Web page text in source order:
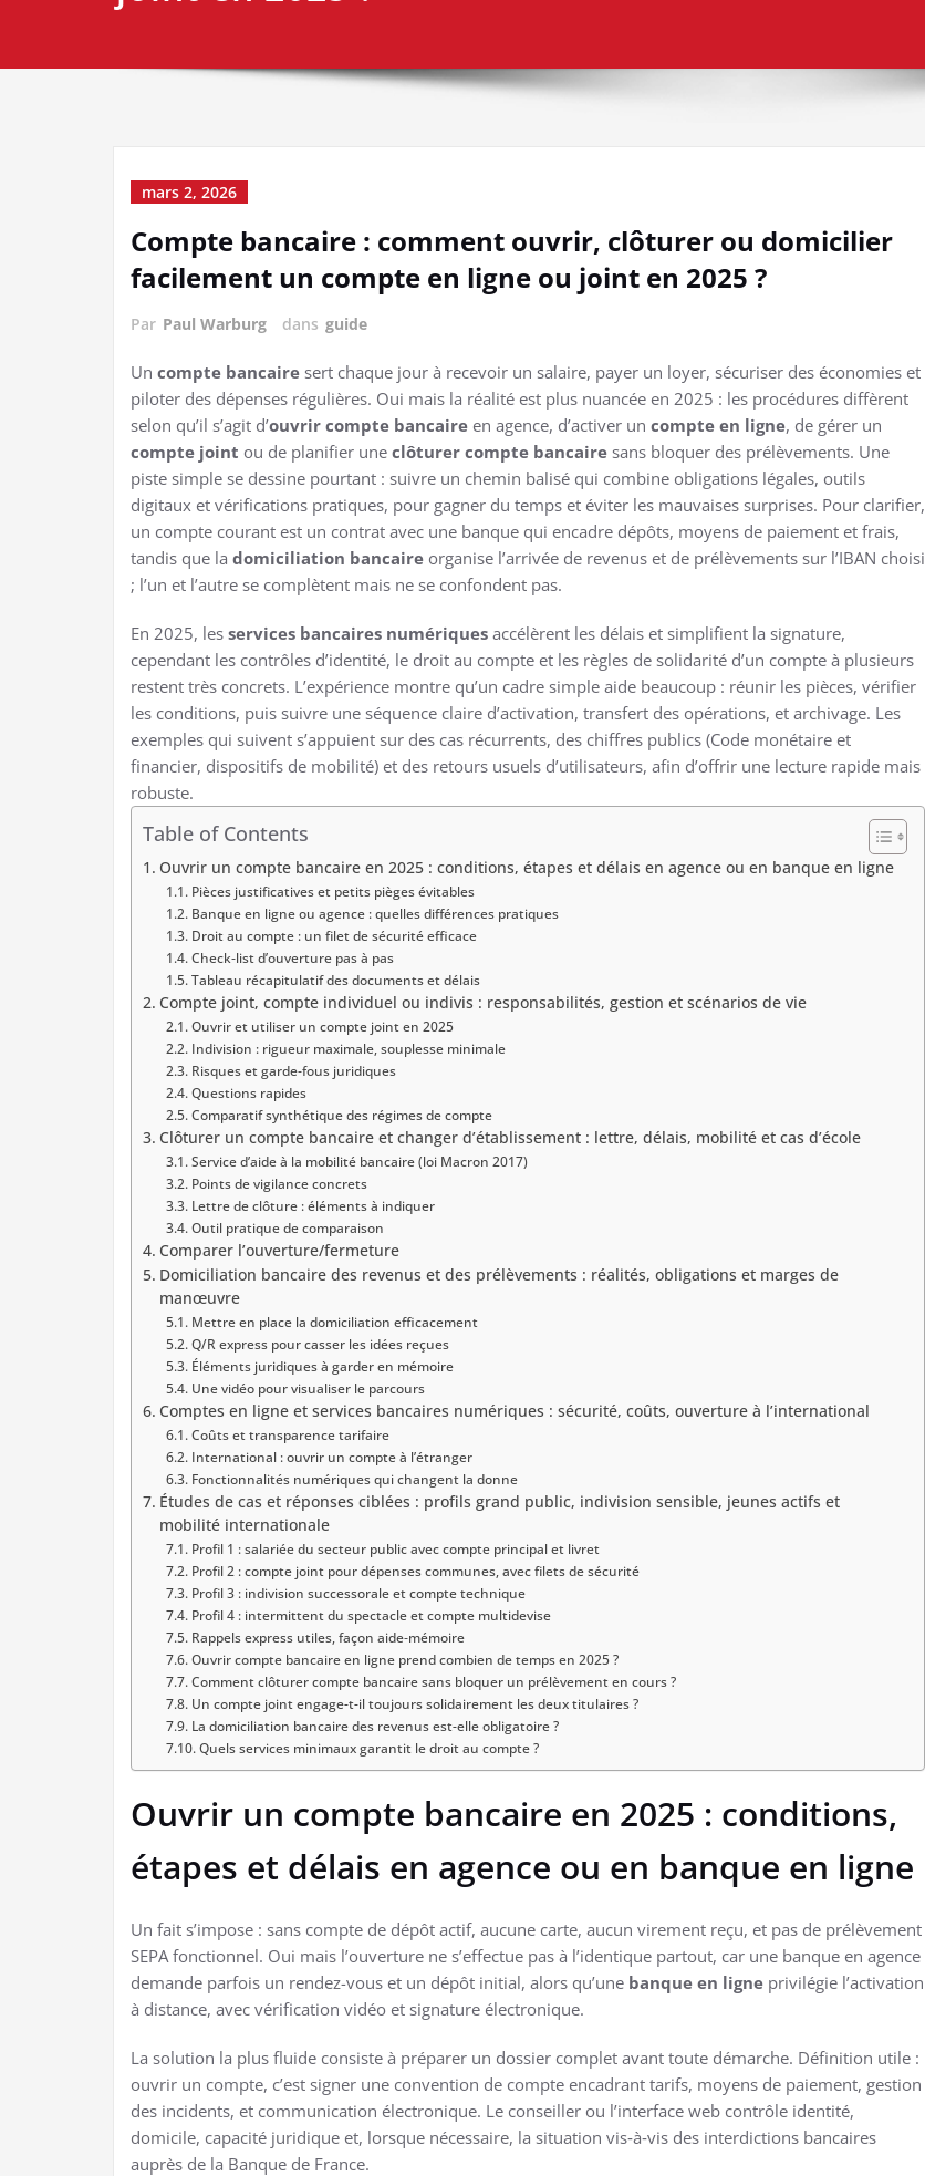
mars 2, 2026
Compte bancaire : comment ouvrir, clôturer ou domicilier
facilement un compte en ligne ou joint en 2025 ?
Par Paul Warburg dans guide
Un compte bancaire sert chaque jour à recevoir un salaire, payer un loyer, sécuriser des économies et
piloter des dépenses régulières. Oui mais la réalité est plus nuancée en 2025 : les procédures diffèrent
selon qu’il s’agit d’ouvrir compte bancaire en agence, d’activer un compte en ligne, de gérer un
compte joint ou de planifier une clôturer compte bancaire sans bloquer des prélèvements. Une
piste simple se dessine pourtant : suivre un chemin balisé qui combine obligations légales, outils
digitaux et vérifications pratiques, pour gagner du temps et éviter les mauvaises surprises. Pour clarifier,
un compte courant est un contrat avec une banque qui encadre dépôts, moyens de paiement et frais,
tandis que la domiciliation bancaire organise l’arrivée de revenus et de prélèvements sur l’IBAN choisi
; l’un et l’autre se complètent mais ne se confondent pas.
En 2025, les services bancaires numériques accélèrent les délais et simplifient la signature,
cependant les contrôles d’identité, le droit au compte et les règles de solidarité d’un compte à plusieurs
restent très concrets. L’expérience montre qu’un cadre simple aide beaucoup : réunir les pièces, vérifier
les conditions, puis suivre une séquence claire d’activation, transfert des opérations, et archivage. Les
exemples qui suivent s’appuient sur des cas récurrents, des chiffres publics (Code monétaire et
financier, dispositifs de mobilité) et des retours usuels d’utilisateurs, afin d’offrir une lecture rapide mais
robuste.
Table of Contents
Ouvrir un compte bancaire en 2025 : conditions, étapes et délais en agence ou en banque en ligne
Pièces justificatives et petits pièges évitables
Banque en ligne ou agence : quelles différences pratiques
Droit au compte : un filet de sécurité efficace
Check‑list d’ouverture pas à pas
Tableau récapitulatif des documents et délais
Compte joint, compte individuel ou indivis : responsabilités, gestion et scénarios de vie
Ouvrir et utiliser un compte joint en 2025
Indivision : rigueur maximale, souplesse minimale
Risques et garde‑fous juridiques
Questions rapides
Comparatif synthétique des régimes de compte
Clôturer un compte bancaire et changer d’établissement : lettre, délais, mobilité et cas d’école
Service d’aide à la mobilité bancaire (loi Macron 2017)
Points de vigilance concrets
Lettre de clôture : éléments à indiquer
Outil pratique de comparaison
Comparer l’ouverture/fermeture
Domiciliation bancaire des revenus et des prélèvements : réalités, obligations et marges de
manœuvre
Mettre en place la domiciliation efficacement
Q/R express pour casser les idées reçues
Éléments juridiques à garder en mémoire
Une vidéo pour visualiser le parcours
Comptes en ligne et services bancaires numériques : sécurité, coûts, ouverture à l’international
Coûts et transparence tarifaire
International : ouvrir un compte à l’étranger
Fonctionnalités numériques qui changent la donne
Études de cas et réponses ciblées : profils grand public, indivision sensible, jeunes actifs et
mobilité internationale
Profil 1 : salariée du secteur public avec compte principal et livret
Profil 2 : compte joint pour dépenses communes, avec filets de sécurité
Profil 3 : indivision successorale et compte technique
Profil 4 : intermittent du spectacle et compte multidevise
Rappels express utiles, façon aide‑mémoire
Ouvrir compte bancaire en ligne prend combien de temps en 2025 ?
Comment clôturer compte bancaire sans bloquer un prélèvement en cours ?
Un compte joint engage-t-il toujours solidairement les deux titulaires ?
La domiciliation bancaire des revenus est-elle obligatoire ?
Quels services minimaux garantit le droit au compte ?
Ouvrir un compte bancaire en 2025 : conditions,
étapes et délais en agence ou en banque en ligne
Un fait s’impose : sans compte de dépôt actif, aucune carte, aucun virement reçu, et pas de prélèvement
SEPA fonctionnel. Oui mais l’ouverture ne s’effectue pas à l’identique partout, car une banque en agence
demande parfois un rendez-vous et un dépôt initial, alors qu’une banque en ligne privilégie l’activation
à distance, avec vérification vidéo et signature électronique.
La solution la plus fluide consiste à préparer un dossier complet avant toute démarche. Définition utile :
ouvrir un compte, c’est signer une convention de compte encadrant tarifs, moyens de paiement, gestion
des incidents, et communication électronique. Le conseiller ou l’interface web contrôle identité,
domicile, capacité juridique et, lorsque nécessaire, la situation vis‑à‑vis des interdictions bancaires
auprès de la Banque de France.